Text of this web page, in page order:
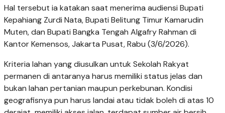
Hal tersebut ia katakan saat menerima audiensi Bupati
Kepahiang Zurdi Nata, Bupati Belitung Timur Kamarudin
Muten, dan Bupati Bangka Tengah Algafry Rahman di
Kantor Kemensos, Jakarta Pusat, Rabu (3/6/2026).
Kriteria lahan yang diusulkan untuk Sekolah Rakyat
permanen di antaranya harus memiliki status jelas dan
bukan lahan pertanian maupun perkebunan. Kondisi
geografisnya pun harus landai atau tidak boleh di atas 10